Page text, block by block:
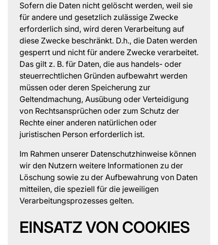
Sofern die Daten nicht gelöscht werden, weil sie
für andere und gesetzlich zulässige Zwecke
erforderlich sind, wird deren Verarbeitung auf
diese Zwecke beschränkt. D.h., die Daten werden
gesperrt und nicht für andere Zwecke verarbeitet.
Das gilt z. B. für Daten, die aus handels- oder
steuerrechtlichen Gründen aufbewahrt werden
müssen oder deren Speicherung zur
Geltendmachung, Ausübung oder Verteidigung
von Rechtsansprüchen oder zum Schutz der
Rechte einer anderen natürlichen oder
juristischen Person erforderlich ist.
Im Rahmen unserer Datenschutzhinweise können
wir den Nutzern weitere Informationen zu der
Löschung sowie zu der Aufbewahrung von Daten
mitteilen, die speziell für die jeweiligen
Verarbeitungsprozesses gelten.
EINSATZ VON COOKIES